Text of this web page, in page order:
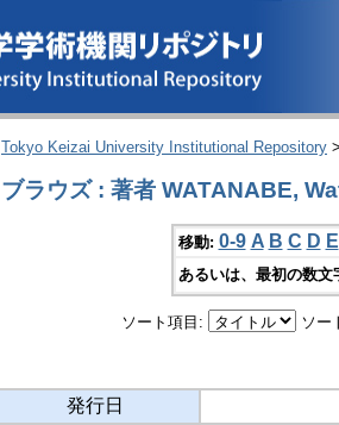
Tokyo Keizai University Institutional Repository
ブラウズ : 著者 WATANABE,
移動: 0-9 A B C D E
あるいは、最初の数
ソート項目: ソー
発行日